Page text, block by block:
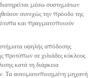
μέσω συστημάτων
συνεχώς την πρόοδο της
και πραγματοποιούν
υψηλής απόδοσης
προτύπων σε χιλιάδες κύκλους
κατά τη διάρκεια
Τααυτοματοποιημένη μηχανή